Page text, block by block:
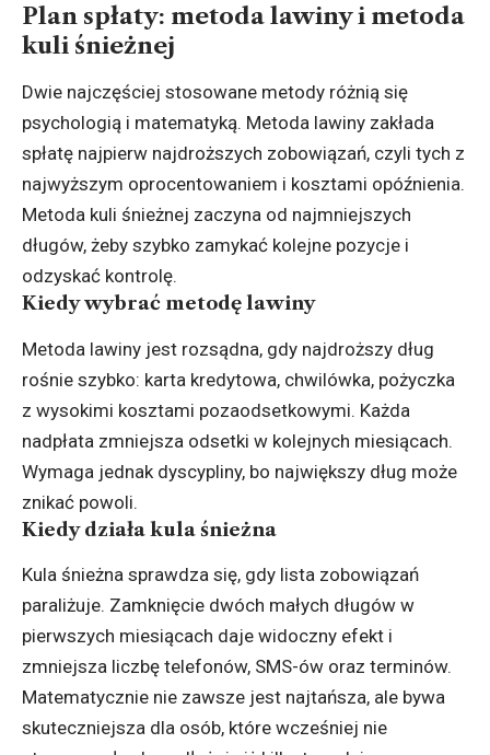
Plan spłaty: metoda lawiny i metoda
kuli śnieżnej
Dwie najczęściej stosowane metody różnią się
psychologią i matematyką. Metoda lawiny zakłada
spłatę najpierw najdroższych zobowiązań, czyli tych z
najwyższym oprocentowaniem i kosztami opóźnienia.
Metoda kuli śnieżnej zaczyna od najmniejszych
długów, żeby szybko zamykać kolejne pozycje i
odzyskać kontrolę.
Kiedy wybrać metodę lawiny
Metoda lawiny jest rozsądna, gdy najdroższy dług
rośnie szybko: karta kredytowa, chwilówka, pożyczka
z wysokimi kosztami pozaodsetkowymi. Każda
nadpłata zmniejsza odsetki w kolejnych miesiącach.
Wymaga jednak dyscypliny, bo największy dług może
znikać powoli.
Kiedy działa kula śnieżna
Kula śnieżna sprawdza się, gdy lista zobowiązań
paraliżuje. Zamknięcie dwóch małych długów w
pierwszych miesiącach daje widoczny efekt i
zmniejsza liczbę telefonów, SMS-ów oraz terminów.
Matematycznie nie zawsze jest najtańsza, ale bywa
skuteczniejsza dla osób, które wcześniej nie